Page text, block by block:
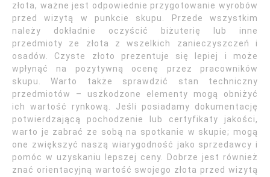
złota, ważne jest odpowiednie przygotowanie wyrobów
przed wizytą w punkcie skupu. Przede wszystkim
należy dokładnie oczyścić biżuterię lub inne
przedmioty ze złota z wszelkich zanieczyszczeń i
osadów. Czyste złoto prezentuje się lepiej i może
wpłynąć na pozytywną ocenę przez pracowników
skupu. Warto także sprawdzić stan techniczny
przedmiotów – uszkodzone elementy mogą obniżyć
ich wartość rynkową. Jeśli posiadamy dokumentację
potwierdzającą pochodzenie lub certyfikaty jakości,
warto je zabrać ze sobą na spotkanie w skupie; mogą
one zwiększyć naszą wiarygodność jako sprzedawcy i
pomóc w uzyskaniu lepszej ceny. Dobrze jest również
znać orientacyjną wartość swojego złota przed wizytą